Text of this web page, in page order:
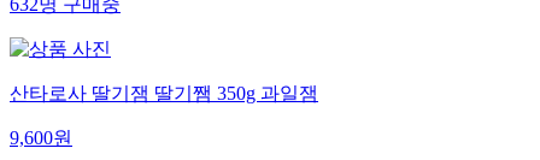
632명구매중
산타로사 딸기잼 딸기쨈 350g 과일잼
9,600원